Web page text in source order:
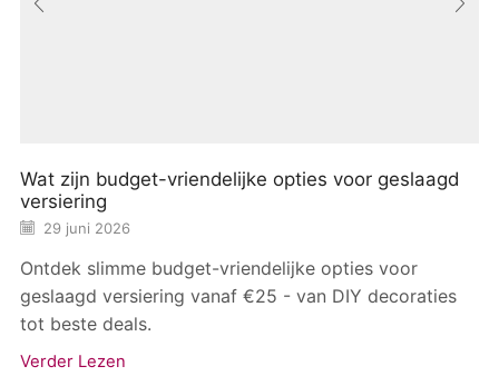
Wat zijn budget-vriendelijke opties voor geslaagd
versiering
29 juni 2026
Ontdek slimme budget-vriendelijke opties voor
geslaagd versiering vanaf €25 - van DIY decoraties
tot beste deals.
Verder Lezen